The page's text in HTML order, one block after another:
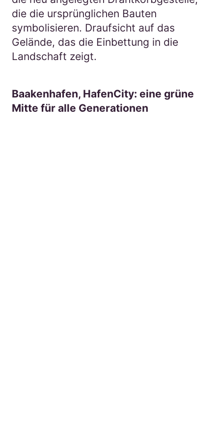
Baakenhafen, HafenCity: eine grüne
Mitte für alle Generationen